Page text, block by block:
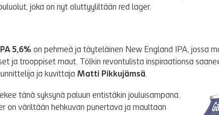
joka on nyt oluttyyliltään red lager.
5,6% on pehmeä ja täyteläinen New England IPA, jossa
ja trooppiset maut. Tölkin revontulista inspiraationsa
ja kuvittaja Matti Pikkujämsä.
tänä syksynä paluun entistäkin jouluisampana.
on väriltään hehkuvan punertava ja maultaan